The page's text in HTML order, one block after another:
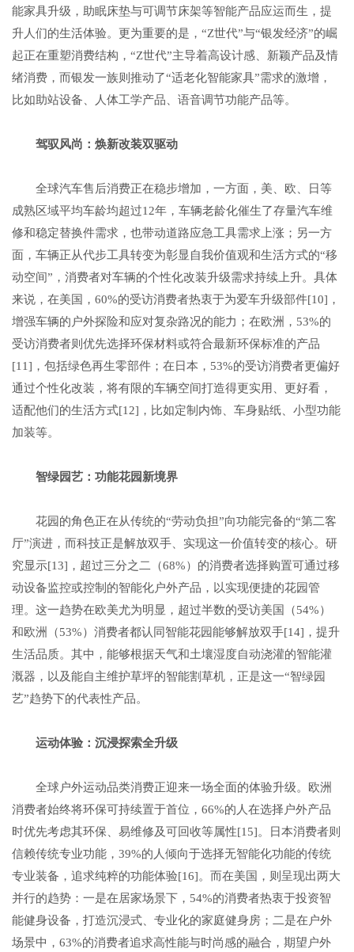
能家具升级，助眠床垫与可调节床架等智能产品应运而生，提
升人们的生活体验。更为重要的是，“Z世代”与“银发经济”的崛
起正在重塑消费结构，“Z世代”主导着高设计感、新颖产品及情
绪消费，而银发一族则推动了“适老化智能家具”需求的激增，
比如助站设备、人体工学产品、语音调节功能产品等。
驾驭风尚 ： 焕新改装双驱动
全球汽车售后消费正在稳步增加，一方面，美、欧、日等
成熟区域平均车龄均超过12年，车辆老龄化催生了存量汽车维
修和稳定替换件需求，也带动道路应急工具需求上涨；另一方
面，车辆正从代步工具转变为彰显自我价值观和生活方式的“移
动空间”，消费者对车辆的个性化改装升级需求持续上升。具体
来说，在美国，60%的受访消费者热衷于为爱车升级部件[10]，
增强车辆的户外探险和应对复杂路况的能力；在欧洲，53%的
受访消费者则优先选择环保材料或符合最新环保标准的产品
[11]，包括绿色再生零部件；在日本，53%的受访消费者更偏好
通过个性化改装，将有限的车辆空间打造得更实用、更好看，
适配他们的生活方式[12]，比如定制内饰、车身贴纸、小型功能
加装等。
智绿园艺 ： 功能花园新境界
花园的角色正在从传统的“劳动负担”向功能完备的“第二客
厅”演进，而科技正是解放双手、实现这一价值转变的核心。研
究显示[13]，超过三分之二（68%）的消费者选择购置可通过移
动设备监控或控制的智能化户外产品，以实现便捷的花园管
理。这一趋势在欧美尤为明显，超过半数的受访美国（54%）
和欧洲（53%）消费者都认同智能花园能够解放双手[14]，提升
生活品质。其中，能够根据天气和土壤湿度自动浇灌的智能灌
溉器，以及能自主维护草坪的智能割草机，正是这一“智绿园
艺”趋势下的代表性产品。
运动体验：沉浸探索全升级
全球户外运动品类消费正迎来一场全面的体验升级。欧洲
消费者始终将环保可持续置于首位，66%的人在选择户外产品
时优先考虑其环保、易维修及可回收等属性[15]。日本消费者则
信赖传统专业功能，39%的人倾向于选择无智能化功能的传统
专业装备，追求纯粹的功能体验[16]。而在美国，则呈现出两大
并行的趋势：一是在居家场景下，54%的消费者热衷于投资智
能健身设备，打造沉浸式、专业化的家庭健身房；二是在户外
场景中，63%的消费者追求高性能与时尚感的融合，期望户外